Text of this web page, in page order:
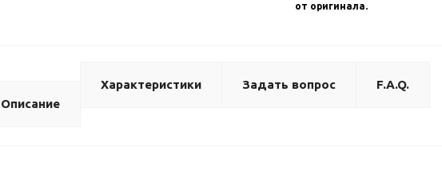
от оригинала.
Описание
Характеристики Задать вопрос F.A.Q.